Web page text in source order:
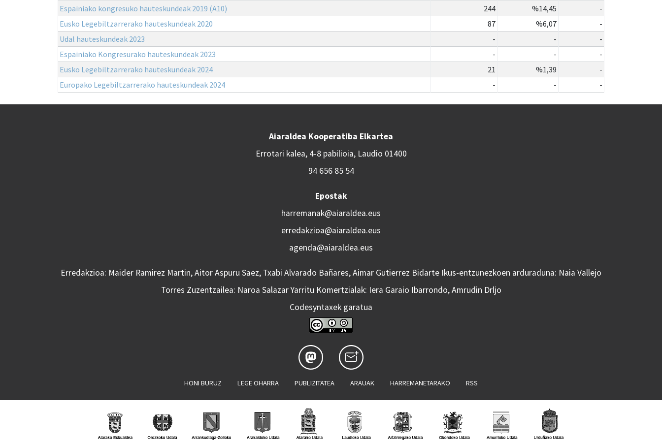
Espainiako kongresuko hauteskundeak 2019 (A10) 244 %14,45
-
Eusko Legebiltzarrerako hauteskundeak 2020
87 %6,07
-
Udal hauteskundeak 2023
- -
-
Espainiako Kongresurako hauteskundeak 2023
- -
-
Eusko Legebiltzarrerako hauteskundeak 2024
21 %1,39
-
Europako Legebiltzarrerako hauteskundeak 2024
- - -
Aiaraldea Kooperatiba Elkartea
Errotari kalea, 4-8 pabilioia, Laudio 01400
94 656 85 54
Epostak
harremanak@aiaraldea.eus
erredakzioa@aiaraldea.eus
agenda@aiaraldea.eus
Erredakzioa: Maider Ramirez Martin, Aitor Aspuru Saez, Txabi Alvarado Bañares, Aimar Gutierrez Bidarte Ikus-entzunezkoen arduraduna: Naia Vallejo
Torres Zuzentzailea: Naroa Salazar Yarritu Komertzialak: Iera Garaio Ibarrondo, Amrudin Drljo
Codesyntaxek garatua
HONI BURUZ LEGE OHARRA PUBLIZITATEA ARAUAK HARREMANETARAKO RSS